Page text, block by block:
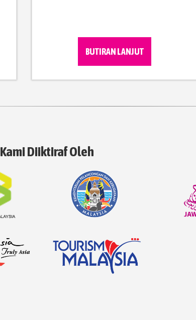
BUTIRAN LANJUT
Kami Diiktiraf Oleh